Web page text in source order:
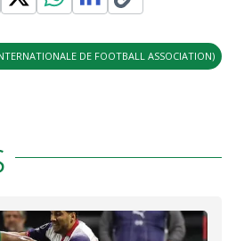
DE FOOTBALL ASSOCIATION)